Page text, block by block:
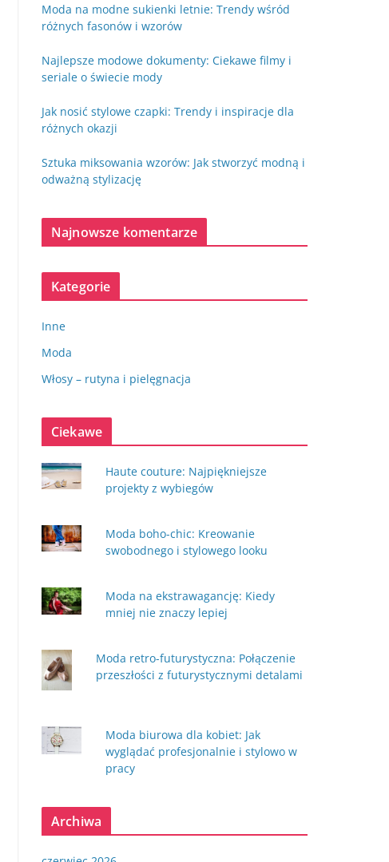
Moda na modne sukienki letnie: Trendy wśród
różnych fasonów i wzorów
Najlepsze modowe dokumenty: Ciekawe filmy i
seriale o świecie mody
Jak nosić stylowe czapki: Trendy i inspiracje dla
różnych okazji
Sztuka miksowania wzorów: Jak stworzyć modną i
odważną stylizację
Najnowsze komentarze
Kategorie
Inne
Moda
Włosy – rutyna i pielęgnacja
Ciekawe
Haute couture: Najpiękniejsze
projekty z wybiegów
Moda boho-chic: Kreowanie
swobodnego i stylowego looku
Moda na ekstrawagancję: Kiedy
mniej nie znaczy lepiej
Moda retro-futurystyczna: Połączenie
przeszłości z futurystycznymi detalami
Moda biurowa dla kobiet: Jak
wyglądać profesjonalnie i stylowo w
pracy
Archiwa